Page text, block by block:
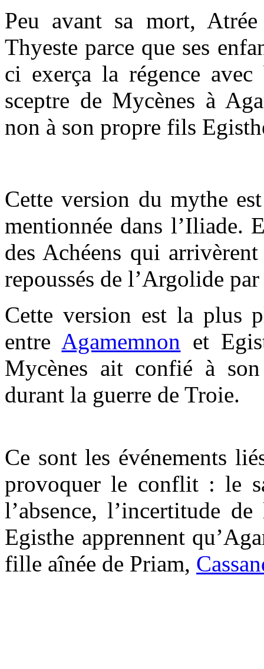
Peu avant sa mort,
Thyeste parce que ses
ci exerça la régence
sceptre de Mycènes à
non à son propre fils
Cette version du mythe
mentionnée dans l’Iliade.
des Achéens qui
repoussés de l’Argolide
Cette version est la plus
entre Agamemnon et
Mycènes ait confié à
durant la guerre de Troie.
Ce sont les événements
provoquer le conflit : le
l’absence, l’incertitude
Egisthe apprennent
fille aînée de Priam,